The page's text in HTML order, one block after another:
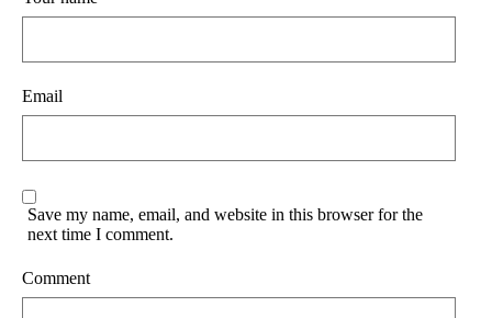
Email
Save my name, email, and website in this browser for the
next time I comment.
Comment